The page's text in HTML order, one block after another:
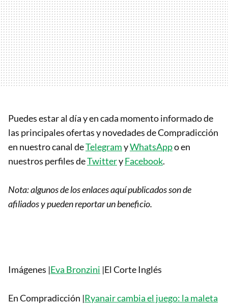
Puedes estar al día y en cada momento informado de
las principales ofertas y novedades de Compradicción
en nuestro canal deTelegramyWhatsAppo en
nuestros perfiles deTwitteryFacebook.
Nota: algunos de los enlaces aquí publicados son de
afiliados y pueden reportar un beneficio.
Imágenes |Eva Bronzini |El Corte Inglés
En Compradicción |Ryanair cambia el juego: la maleta